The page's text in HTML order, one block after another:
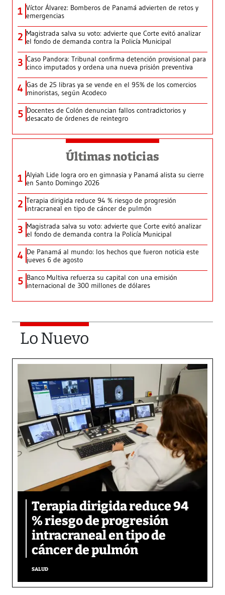
1 Víctor Álvarez: Bomberos de Panamá advierten de retos y
emergencias
2 Magistrada salva su voto: advierte que Corte evitó analizar
el fondo de demanda contra la Policía Municipal
3 Caso Pandora: Tribunal confirma detención provisional para
cinco imputados y ordena una nueva prisión preventiva
4 Gas de 25 libras ya se vende en el 95% de los comercios
minoristas, según Acodeco
5 Docentes de Colón denuncian fallos contradictorios y
desacato de órdenes de reintegro
Últimas noticias
1 Alyiah Lide logra oro en gimnasia y Panamá alista su cierre
en Santo Domingo 2026
2 Terapia dirigida reduce 94 % riesgo de progresión
intracraneal en tipo de cáncer de pulmón
3 Magistrada salva su voto: advierte que Corte evitó analizar
el fondo de demanda contra la Policía Municipal
4 De Panamá al mundo: los hechos que fueron noticia este
jueves 6 de agosto
5 Banco Multiva refuerza su capital con una emisión
internacional de 300 millones de dólares
Lo Nuevo
Terapia dirigida reduce 94
% riesgo de progresión
intracraneal en tipo de
cáncer de pulmón
SALUD